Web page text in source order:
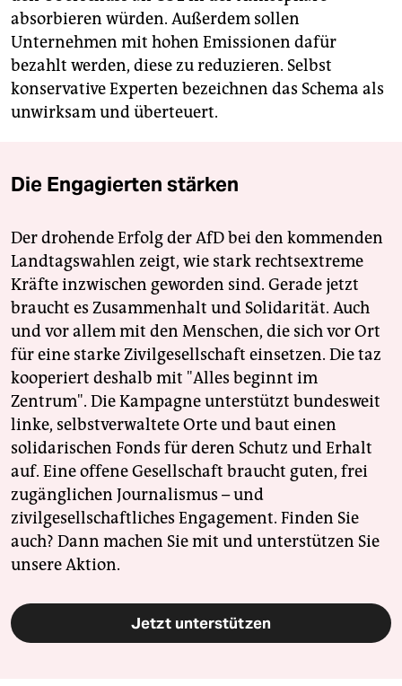
absorbieren würden. Außerdem sollen
Unternehmen mit hohen Emissionen dafür
bezahlt werden, diese zu reduzieren. Selbst
konservative Experten bezeichnen das Schema als
unwirksam und überteuert.
Die Engagierten stärken
Der drohende Erfolg der AfD bei den kommenden
Landtagswahlen zeigt, wie stark rechtsextreme
Kräfte inzwischen geworden sind. Gerade jetzt
braucht es Zusammenhalt und Solidarität. Auch
und vor allem mit den Menschen, die sich vor Ort
für eine starke Zivilgesellschaft einsetzen. Die taz
kooperiert deshalb mit "Alles beginnt im
Zentrum". Die Kampagne unterstützt bundesweit
linke, selbstverwaltete Orte und baut einen
solidarischen Fonds für deren Schutz und Erhalt
auf. Eine offene Gesellschaft braucht guten, frei
zugänglichen Journalismus – und
zivilgesellschaftliches Engagement. Finden Sie
auch? Dann machen Sie mit und unterstützen Sie
unsere Aktion.
Jetzt unterstützen